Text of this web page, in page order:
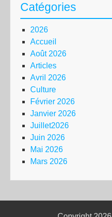
Catégories
2026
Accueil
Août 2026
Articles
Avril 2026
Culture
Février 2026
Janvier 2026
Juillet2026
Juin 2026
Mai 2026
Mars 2026